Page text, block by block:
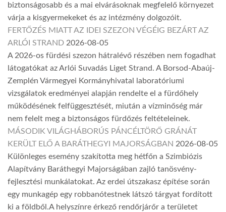
biztonságosabb és a mai elvárásoknak megfelelő környezet
várja a kisgyermekeket és az intézmény dolgozóit.
FERTŐZÉS MIATT AZ IDEI SZEZON VÉGÉIG BEZÁRT AZ
ARLÓI STRAND 2026-08-05
A 2026-os fürdési szezon hátralévő részében nem fogadhat
látogatókat az Arlói Suvadás Liget Strand. A Borsod-Abaúj-
Zemplén Vármegyei Kormányhivatal laboratóriumi
vizsgálatok eredményei alapján rendelte el a fürdőhely
működésének felfüggesztését, miután a vízminőség már
nem felelt meg a biztonságos fürdőzés feltételeinek.
MÁSODIK VILÁGHÁBORÚS PÁNCÉLTÖRŐ GRÁNÁT
KERÜLT ELŐ A BARÁTHEGYI MAJORSÁGBAN 2026-08-05
Különleges esemény szakította meg hétfőn a Szimbiózis
Alapítvány Baráthegyi Majorságában zajló tanösvény-
fejlesztési munkálatokat. Az erdei útszakasz építése során
egy munkagép egy robbanótestnek látszó tárgyat fordított
ki a földből.A helyszínre érkező rendőrjárőr a területet